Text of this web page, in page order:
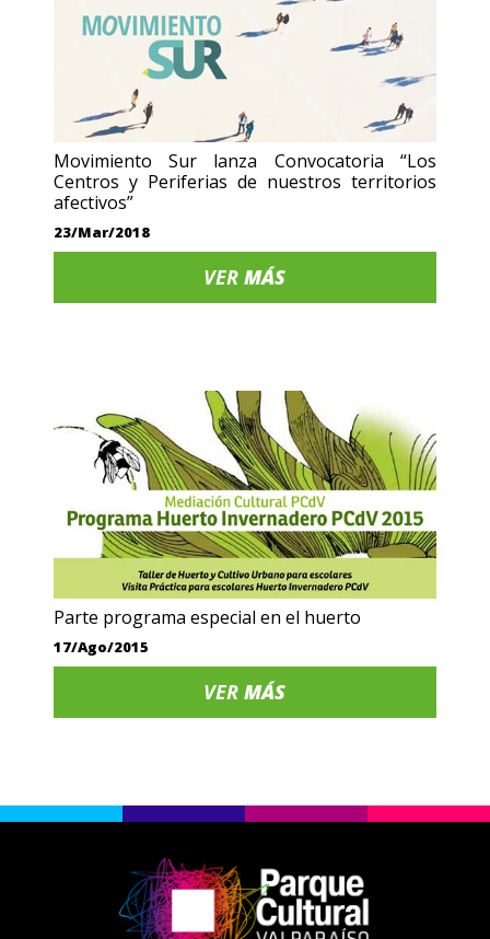
Movimiento Sur lanza Convocatoria “Los
Centros y Periferias de nuestros territorios
afectivos”
23/Mar/2018
VERMÁS
Parte programa especial en el huerto
17/Ago/2015
VERMÁS